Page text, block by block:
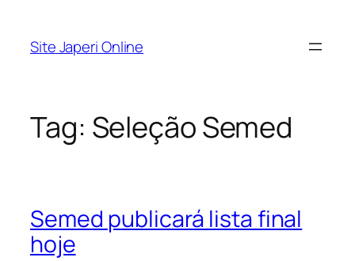
Site Japeri Online
Tag: Seleção Semed
Semed publicará lista final
hoje